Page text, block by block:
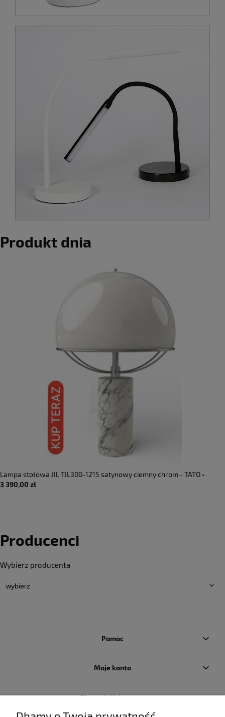
Produkt dnia
Lampa stołowa JIL TJL300-1215 satynowy ciemny chrom - TATO •
DOSTĘPNA OD RĘKI •
3 390,00 zł
Producenci
Wybierz producenta
Pomoc
Moje konto
Płatności i dostawa